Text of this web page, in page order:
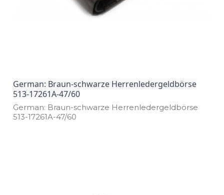
German: Braun-schwarze Herrenledergeldbörse
513-17261A-47/60
German: Braun­-schwarze Herrenledergeldbörse
513­-17261A­-47/60